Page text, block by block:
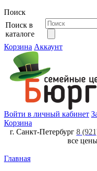
Поиск
Поиск в
каталоге
Корзина Аккаунт
Войти в личный кабинет
Корзина
г. Санкт-Петербург 8
все
Главная